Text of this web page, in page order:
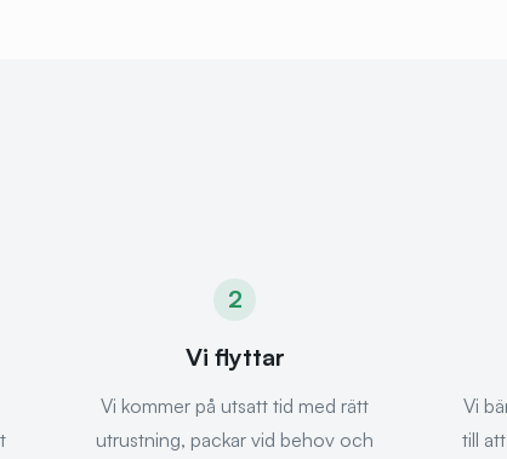
2
Vi flyttar
Vi kommer på utsatt tid med rätt
utrustning, packar vid behov och
Vi
till